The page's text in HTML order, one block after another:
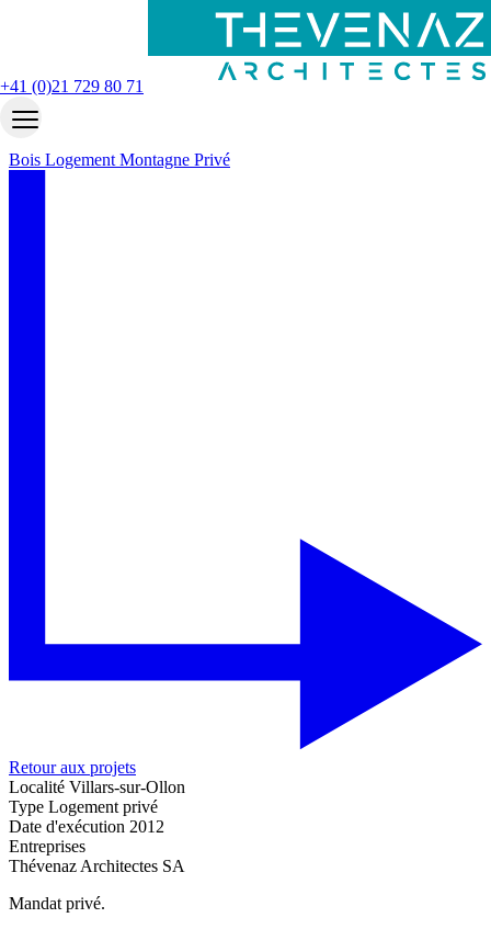
+41 (0)21 729 80 71
Le Mirador
Bois Logement Montagne Privé
Retour aux projets
Localité Villars-sur-Ollon
Type Logement privé
Date d'exécution 2012
Entreprises
Thévenaz Architectes SA
Mandat privé.